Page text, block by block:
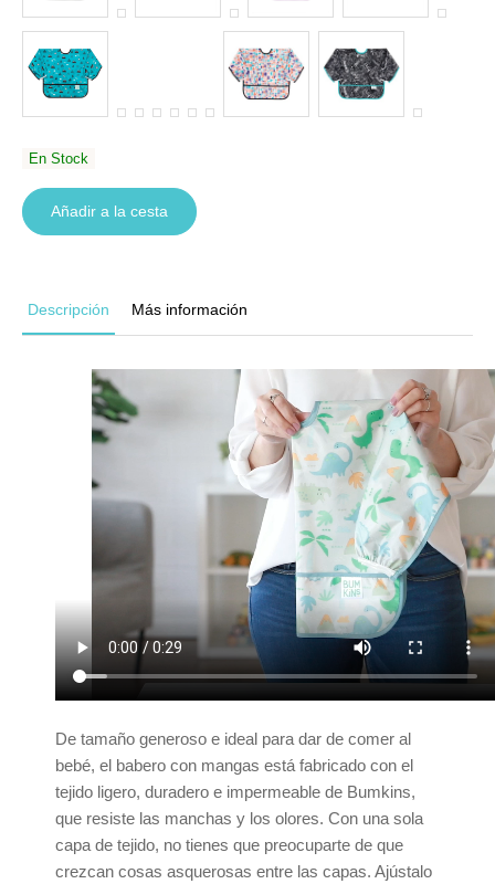
En Stock
Añadir a la cesta
Descripción Más información
De tamaño generoso e ideal para dar de comer al
bebé, el babero con mangas está fabricado con el
tejido ligero, duradero e impermeable de Bumkins,
que resiste las manchas y los olores. Con una sola
capa de tejido, no tienes que preocuparte de que
crezcan cosas asquerosas entre las capas. Ajústalo